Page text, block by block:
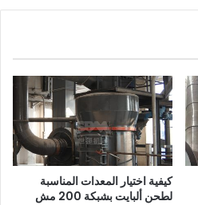
كيفية اختيار المعدات المناسبة
لطحن ألبايت بشبكة 200 مش